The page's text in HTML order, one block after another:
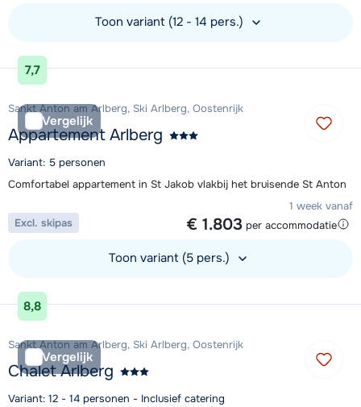
Toon variant (12 - 14 pers.)
Bekijk accommodatie
7,7
Vergelijk
Sankt Anton am Arlberg, Ski Arlberg, Oostenrijk
Appartement Arlberg
Variant: 5 personen
Comfortabel appartement in St Jakob vlakbij het bruisende St Anton
1 week vanaf
€ 1.803 per accommodatie
Excl. skipas
Toon variant (5 pers.)
Bekijk accommodatie
8,8
Vergelijk
Sankt Anton am Arlberg, Ski Arlberg, Oostenrijk
Chalet Arlberg
Variant: 12 - 14 personen - Inclusief catering